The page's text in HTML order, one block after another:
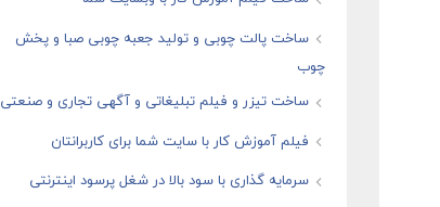
ساخت پالت چوبی و تولید جعبه چوبی صبا و پخش
چوب
ساخت تیزر و فیلم تبلیغاتی و آگهی تجاری و صنعتی
فیلم آموزش کار با سایت شما برای کاربرانتان
سرمایه گذاری با سود بالا در شغل پرسود اینترنتی